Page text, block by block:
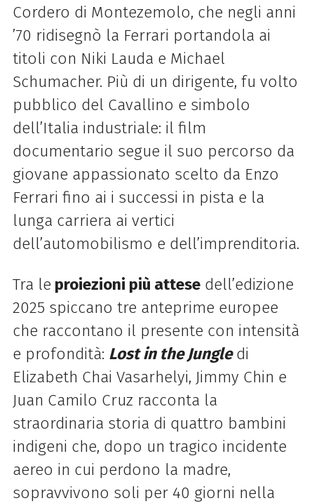
Cordero di Montezemolo, che negli anni
’70 ridisegnò la Ferrari portandola ai
titoli con Niki Lauda e Michael
Schumacher. Più di un dirigente, fu volto
pubblico del Cavallino e simbolo
dell’Italia industriale: il film
documentario segue il suo percorso da
giovane appassionato scelto da Enzo
Ferrari fino ai i successi in pista e la
lunga carriera ai vertici
dell’automobilismo e dell’imprenditoria.
Tra le proiezioni più attesedell’edizione
2025 spiccano tre anteprime europee
che raccontano il presente con intensità
e profondità: Lost in the Jungledi
Elizabeth Chai Vasarhelyi, Jimmy Chin e
Juan Camilo Cruz racconta la
straordinaria storia di quattro bambini
indigeni che, dopo un tragico incidente
aereo in cui perdono la madre,
sopravvivono soli per 40 giorni nella